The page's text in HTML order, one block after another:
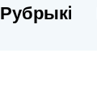
Рубрыкi